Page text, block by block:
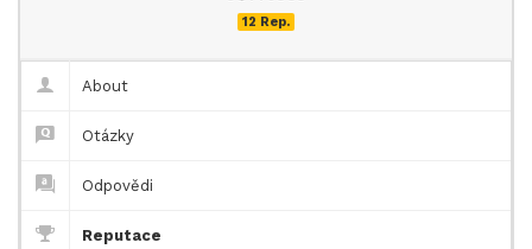
12 Rep.
About
Otázky
Odpovědi
Reputace